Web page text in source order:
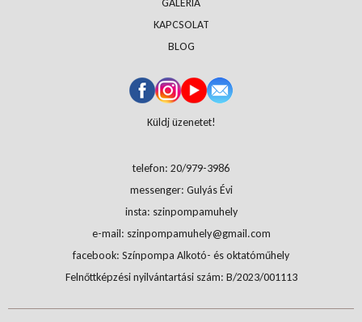
KAPCSOLAT
BLOG
Küldj üzenetet!
telefon: 20/979-3986
messenger: Gulyás Évi
insta: szinpompamuhely
e-mail: szinpompamuhely@gmail.com
facebook: Színpompa Alkotó- és oktatóműhely
Felnőttképzési nyilvántartási szám: B/2023/001113